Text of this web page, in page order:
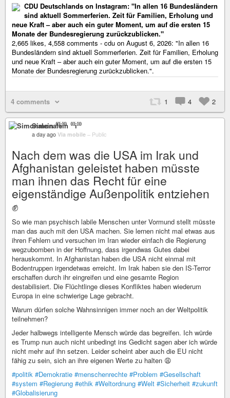
CDU Deutschlands on Instagram: "In allen 16 Bundesländern
sind aktuell Sommerferien. Zeit für Familien, Erholung und
neue Kraft – aber auch ein guter Moment, um auf die ersten 15
Monate der Bundesregierung zurückzublicken."
2,665 likes, 4,558 comments - cdu on August 6, 2026: "In allen 16
Bundesländern sind aktuell Sommerferien. Zeit für Familien, Erholung
und neue Kraft – aber auch ein guter Moment, um auf die ersten 15
Monate der Bundesregierung zurückzublicken.".
4 comments 1 4 2
Simonalein ⁽⁽⁽i⁾⁾⁾
a day ago Via mobile – Public
Nach dem was die USA im Irak und
Afghanistan geleistet haben müsste
man ihnen das Recht für eine
eigenständige Außenpolitik entziehen
✊
So wie man psychisch labile Menschen unter Vormund stellt müsste
man das auch mit den USA machen. Sie lernen nicht mal etwas aus
ihren Fehlern und versuchen im Iran wieder einfach die Regierung
wegzubomben in der Hoffnung, dass irgendwas Gutes dabei
herauskommt. In Afghanistan haben die USA nicht einmal mit
Bodentruppen irgendetwas erreicht. Im Irak haben sie den IS-Terror
erschaffen durch ihr eingreifen und eine gesamte Region
destabilisiert. Die Flüchtlinge dieses Konfliktes haben wiederum
Europa in eine schwierige Lage gebracht.
Warum dürfen solche Wahnsinnigen immer noch an der Weltpolitik
teilnehmen?
Jeder halbwegs intelligente Mensch würde das begreifen. Ich würde
es Trump nun auch nicht unbedingt ins Gedicht sagen aber ich würde
nicht mehr auf ihn setzen. Leider scheint aber auch die EU nicht
fähig zu sein, sich an ihre eigenen Werte zu halten 😩
#politik #Demokratie #menschenrechte #Problem #Gesellschaft
#system #Regierung #ethik #Weltordnung #Welt #Sicherheit #zukunft
#Globalisierung